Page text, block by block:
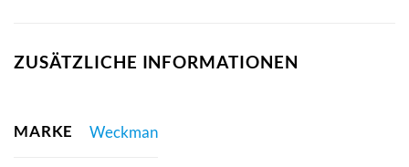
ZUSÄTZLICHE INFORMATIONEN
MARKE Weckman